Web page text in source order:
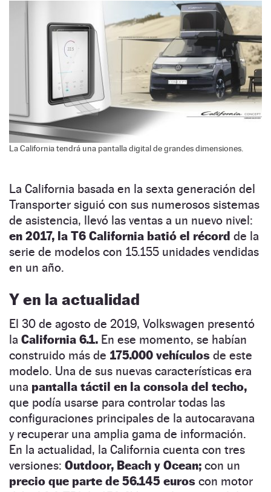
La California tendrá una pantalla digital de grandes dimensiones.
La California basada en la sexta generación del
Transporter siguió con sus numerosos sistemas
de asistencia, llevó las ventas a un nuevo nivel:
en 2017, la T6 California batió el récord de la
serie de modelos con 15.155 unidades vendidas
en un año.
Y en la actualidad
El 30 de agosto de 2019, Volkswagen presentó
la California 6.1. En ese momento, se habían
construido más de 175.000 vehículos de este
modelo. Una de sus nuevas características era
una pantalla táctil en la consola del techo,
que podía usarse para controlar todas las
configuraciones principales de la autocaravana
y recuperar una amplia gama de información.
En la actualidad, la California cuenta con tres
versiones: Outdoor, Beach y Ocean; con un
precio que parte de 56.145 euros con motor